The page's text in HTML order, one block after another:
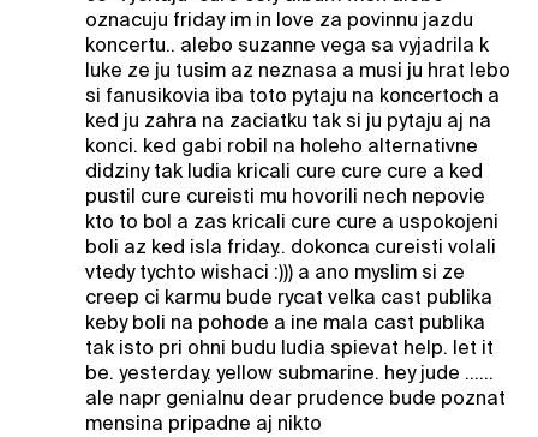
oznacuju friday im in love za povinnu jazdu
koncertu.. alebo suzanne vega sa vyjadrila k
luke ze ju tusim az neznasa a musi ju hrat lebo
si fanusikovia iba toto pytaju na koncertoch a
ked ju zahra na zaciatku tak si ju pytaju aj na
konci. ked gabi robil na holeho alternativne
didziny tak ludia kricali cure cure cure a ked
pustil cure cureisti mu hovorili nech nepovie
kto to bol a zas kricali cure cure a uspokojeni
boli az ked isla friday.. dokonca cureisti volali
vtedy tychto wishaci :))) a ano myslim si ze
creep ci karmu bude rycat velka cast publika
keby boli na pohode a ine mala cast publika
tak isto pri ohni budu ludia spievat help. let it
be. yesterday. yellow submarine. hey jude ......
ale napr genialnu dear prudence bude poznat
mensina pripadne aj nikto